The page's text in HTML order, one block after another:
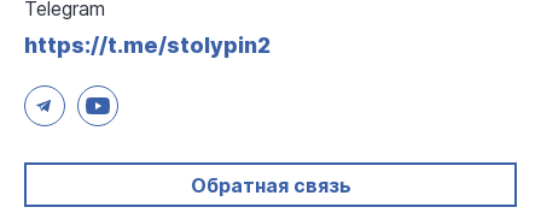
Telegram
https://t.me/stolypin2
Обратная связь